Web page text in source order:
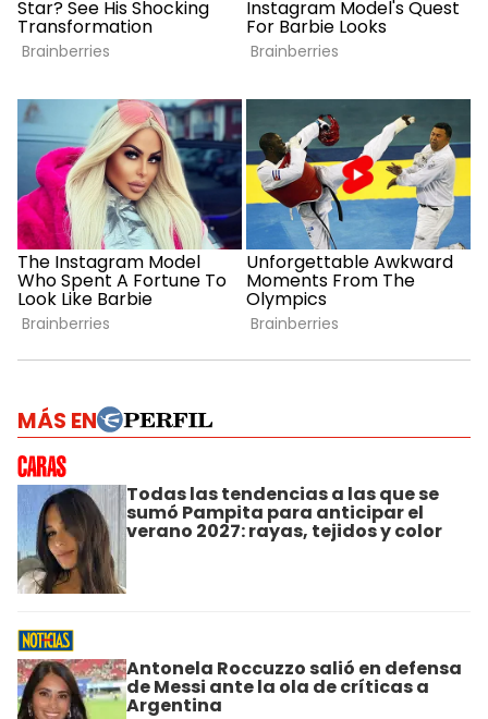
MÁS EN
Todas las tendencias a las que se
sumó Pampita para anticipar el
verano 2027: rayas, tejidos y color
Antonela Roccuzzo salió en defensa
de Messi ante la ola de críticas a
Argentina